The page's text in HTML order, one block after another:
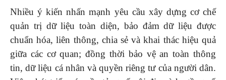
Nhiều ý kiến nhấn mạnh yêu cầu xây dựng cơ chế
quản trị dữ liệu toàn diện, bảo đảm dữ liệu được
chuẩn hóa, liên thông, chia sẻ và khai thác hiệu quả
giữa các cơ quan; đồng thời bảo vệ an toàn thông
tin, dữ liệu cá nhân và quyền riêng tư của người dân.